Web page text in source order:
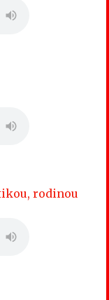
rodinou